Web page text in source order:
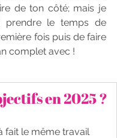
de ton côté; mais je
prendre le temps de
fois puis de faire
complet avec !
en 2025 ?
fait le même travail